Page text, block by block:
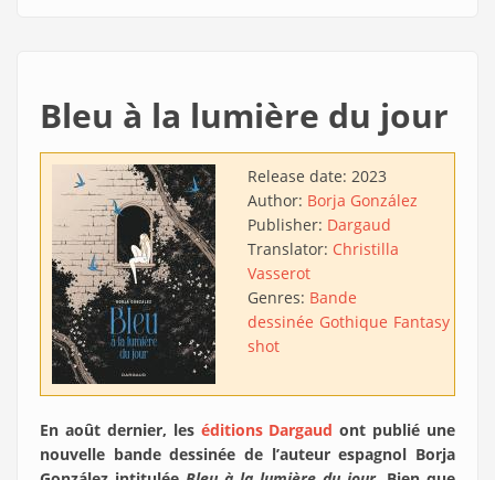
Bleu à la lumière du jour
Release date: 2023
Author: Borja González
Publisher: Dargaud
Translator: Christilla
Vasserot
Genres: Bande
dessinée Gothique Fantasy
shot
En août dernier, les éditions Dargaudont publié une
nouvelle bande dessinée de l’auteur espagnol Borja